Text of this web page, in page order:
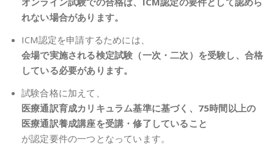
れない場合があります。
ICM認定を申請するためには、
会場で実施される検定試験（一次・二次）を受験し、合格
している必要があります。
試験合格に加えて、
医療通訳育成カリキュラム基準に基づく、75時間以上の
医療通訳養成講座を受講・修了していること
が認定要件の一つとなっています。